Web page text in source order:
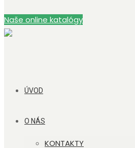
Naše online katalógy
ÚVOD
O NÁS
KONTAKTY